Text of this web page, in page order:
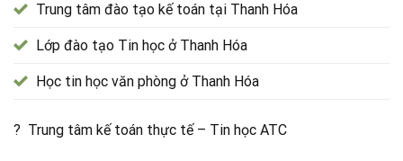
Trung tâm đào tạo kế toán tại Thanh Hóa
Lớp đào tạo Tin học ở Thanh Hóa
Học tin học văn phòng ở Thanh Hóa
? Trung tâm kế toán thực tế – Tin học ATC